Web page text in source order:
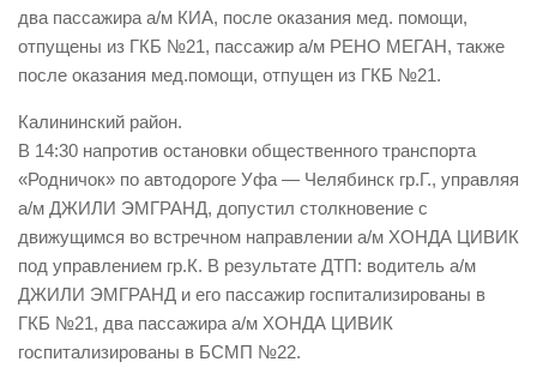
Фотогалерея
Обращения
Вакансии
два пассажира а/м КИА, после оказания мед. помощи,
отпущены из ГКБ №21, пассажир а/м РЕНО МЕГАН, также
после оказания мед.помощи, отпущен из ГКБ №21.
Калининский район.
В 14:30 напротив остановки общественного транспорта
«Родничок» по автодороге Уфа — Челябинск гр.Г., управляя
а/м ДЖИЛИ ЭМГРАНД, допустил столкновение с
движущимся во встречном направлении а/м ХОНДА ЦИВИК
под управлением гр.К. В результате ДТП: водитель а/м
ДЖИЛИ ЭМГРАНД и его пассажир госпитализированы в
ГКБ №21, два пассажира а/м ХОНДА ЦИВИК
госпитализированы в БСМП №22.